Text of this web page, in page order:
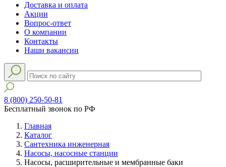
Доставка и оплата
Акции
Вопрос-ответ
О компании
Контакты
Наши вакансии
8 (800) 250-50-81
Бесплатный звонок по РФ
Главная
Каталог
Сантехника инженерная
Насосы, насосные станции
Насосы, расширительные и мембранные баки